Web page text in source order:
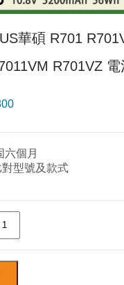
華碩 R701
R701VZ 電
六個月
型號及款式